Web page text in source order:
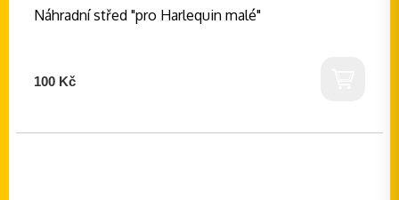
Náhradní střed "pro Harlequin malé"
100 Kč